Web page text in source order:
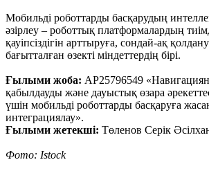
Мобильді роботтарды басқарудың
әзірлеу – роботтық платформалардың
қауіпсіздігін арттыруға, сондай-ақ
бағытталған өзекті міндеттердің бірі.
Ғылыми жоба: AP25796549
қабылдауды және дауыстық өзара
үшін мобильді роботтарды басқаруға
интеграциялау».
Ғылыми жетекші: Төленов Серік
Фото: Istock